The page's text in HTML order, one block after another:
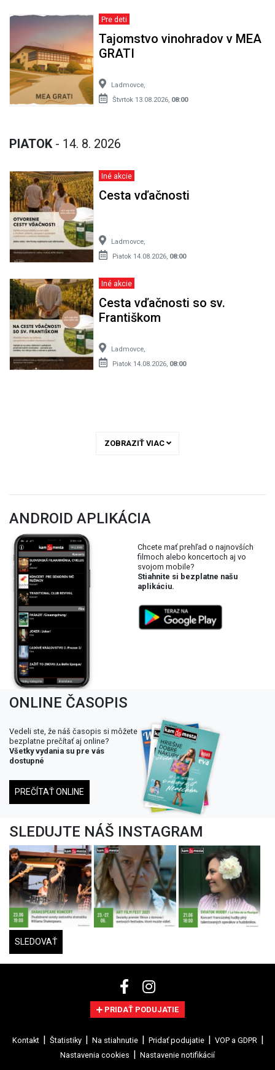
Pre deti
Tajomstvo vinohradov v MEA
GRATI
Ladmovce,
Štvrtok 13.08.2026, 08:00
PIATOK - 14. 8. 2026
Iné akcie
Cesta vďačnosti
Ladmovce,
Piatok 14.08.2026, 08:00
Iné akcie
Cesta vďačnosti so sv.
Františkom
Ladmovce,
Piatok 14.08.2026, 08:00
ZOBRAZIŤ VIAC
ANDROID APLIKÁCIA
Chcete mať prehľad o najnovších
filmoch alebo koncertoch aj vo
svojom mobile?
Stiahnite si bezplatne našu
aplikáciu.
ONLINE ČASOPIS
Vedeli ste, že náš časopis si môžete
bezplatne prečítať aj online?
Všetky vydania su pre vás
dostupné
PREČÍTAŤ ONLINE
SLEDUJTE NÁŠ INSTAGRAM
SLEDOVAŤ
PRIDAŤ PODUJATIE
Kontakt Štatistiky Na stiahnutie Pridať podujatie
VOP a GDPR
Nastavenia cookies
Nastavenie notifikácií